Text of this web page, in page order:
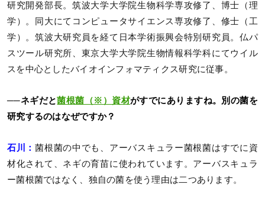
研究開発部長。筑波大学大学院生物科学専攻修了、博士（理
学）。同大にてコンピュータサイエンス専攻修了、修士（工
学）。筑波大研究員を経て日本学術振興会特別研究員。仏パ
スツール研究所、東京大学大学院生物情報科学科にてウイル
スを中心としたバイオインフォマティクス研究に従事。
──ネギだと菌根菌（※）資材がすでにありますね。別の菌を
研究するのはなぜですか？
石川：菌根菌の中でも、アーバスキュラー菌根菌はすでに資
材化されて、ネギの育苗に使われています。アーバスキュラ
ー菌根菌ではなく、独自の菌を使う理由は二つあります。